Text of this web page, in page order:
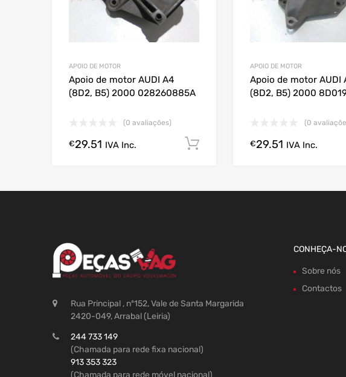
APOIO DE MOTOR
Apoio de motor AUDI A4
(8D2, B5) 2000 028260885A
(0 avaliações)
€29.51 IVA Inc. Comprar Agora!
APOIO DE MOTOR
Apoio de motor AUDI
(8D2, B5) 2000
(0
€29.51 IVA Inc.
Rua Principal , nº152, Vale de Santa Margarida
2420-049, Arrabal (Leiria)
244 733 149
(Chamada para rede fixa nacional)
913 353 323
CONHEÇA-
Sobre nós
Contactos